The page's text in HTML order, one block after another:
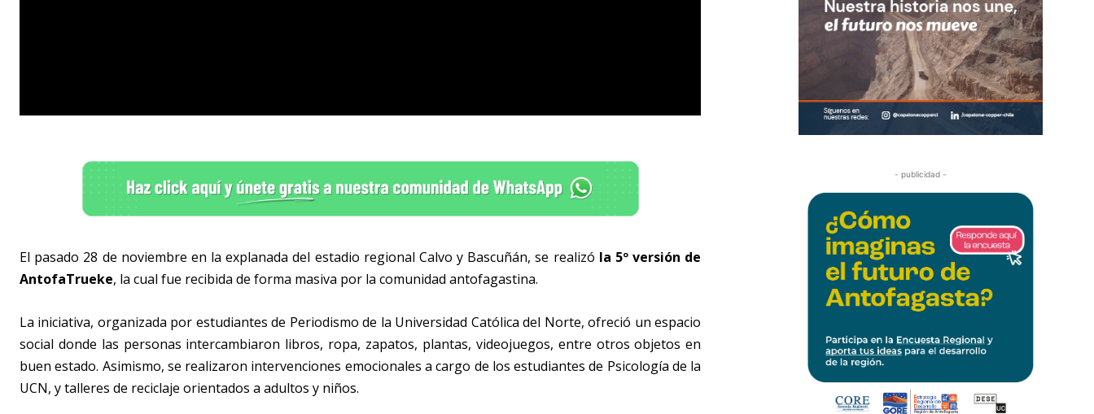
El pasado 28 de noviembre en la explanada del estadio regional Calvo y Bascuñán, se realizó la 5º versión de
AntofaTrueke, la cual fue recibida de forma masiva por la comunidad antofagastina.
La iniciativa, organizada por estudiantes de Periodismo de la Universidad Católica del Norte, ofreció un espacio
social donde las personas intercambiaron libros, ropa, zapatos, plantas, videojuegos, entre otros objetos en
buen estado. Asimismo, se realizaron intervenciones emocionales a cargo de los estudiantes de Psicología de la
UCN, y talleres de reciclaje orientados a adultos y niños.
- publicidad -